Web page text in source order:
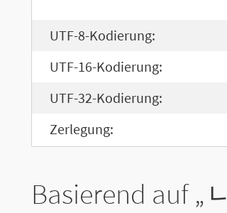
UTF-8-Kodierung:
UTF-16-Kodierung:
UTF-32-Kodierung:
Zerlegung:
Basierend auf „ ᆫ